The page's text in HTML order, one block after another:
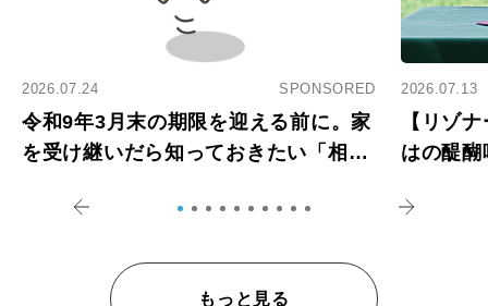
2026.07.24 SPONSORED
令和9年3月末の期限を迎える前に。家
を受け継いだら知っておきたい「相続
2026.07.13
【リゾ
はの醍
もっと見る